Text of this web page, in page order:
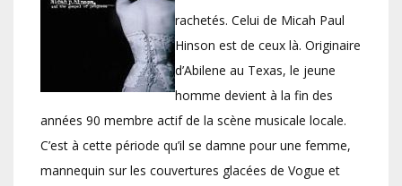
rachetés. Celui de Micah Paul
Hinson est de ceux là. Originaire
d’Abilene au Texas, le jeune
homme devient à la fin des
années 90 membre actif de la scène musicale locale.
C’est à cette période qu’il se damne pour une femme,
mannequin sur les couvertures glacées de Vogue et